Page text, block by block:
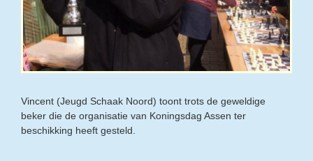
Vincent (Jeugd Schaak Noord) toont trots de geweldige
beker die de organisatie van Koningsdag Assen ter
beschikking heeft gesteld.